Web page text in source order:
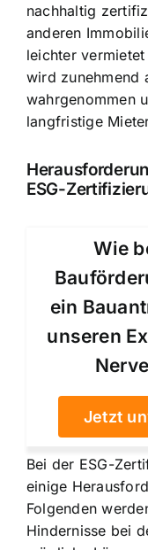
nachhaltig
anderen
leichter
wird zunehmend
wahrgenommen
langfristige
ESG-
Wie
ein
unseren
Jetzt
Bei der ESG-
einige
Folgenden
Hindernisse bei